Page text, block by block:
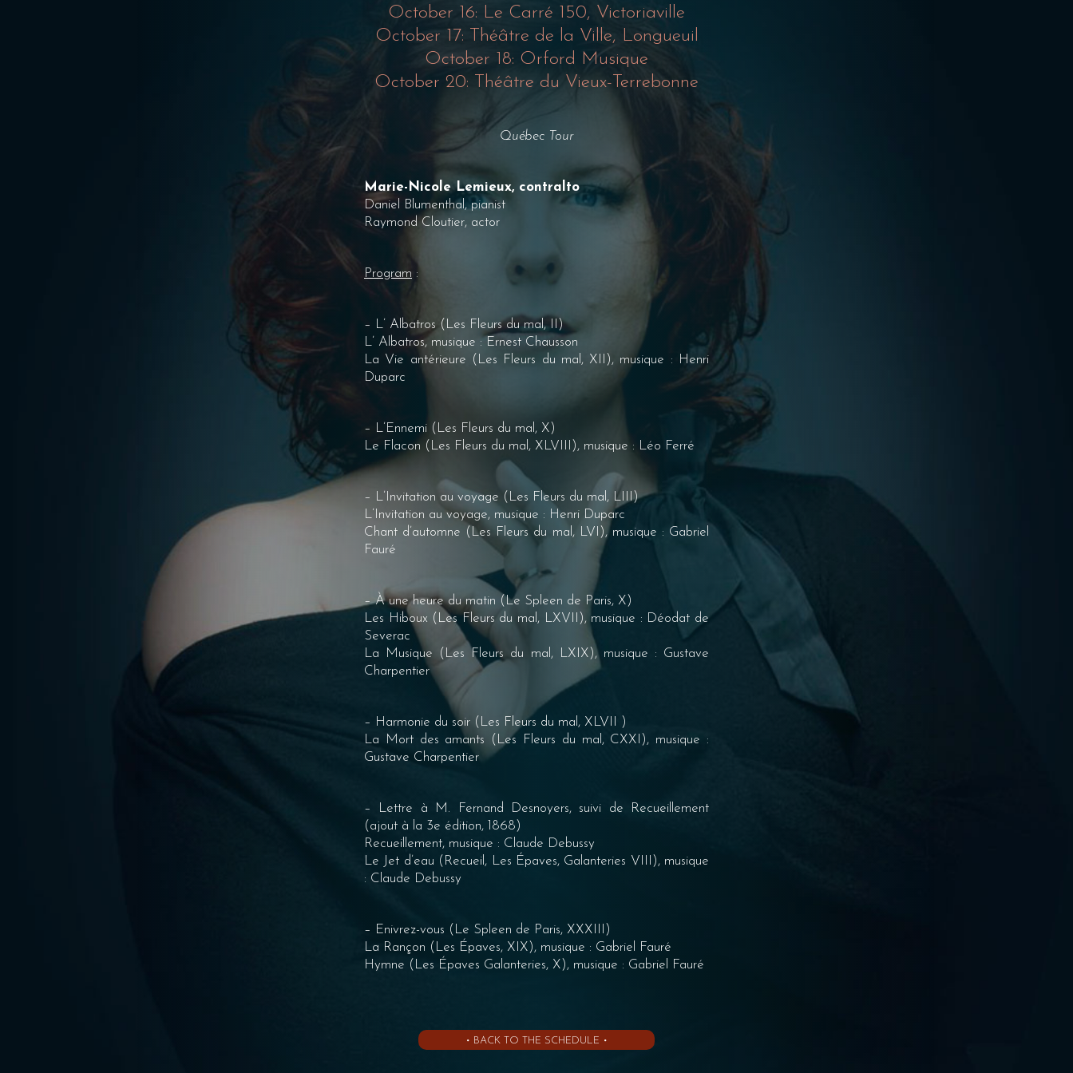
October 16: Le Carré 150, Victoriaville
October 17: Théâtre de la Ville, Longueuil
October 18: Orford Musique
October 20: Théâtre du Vieux-Terrebonne
Québec Tour
Marie-Nicole Lemieux, contralto
Daniel Blumenthal, pianist
Raymond Cloutier, actor
Program :
– L’ Albatros (Les Fleurs du mal, II)
L’ Albatros, musique : Ernest Chausson
La Vie antérieure (Les Fleurs du mal, XII), musique : Henri
Duparc
– L’Ennemi (Les Fleurs du mal, X)
Le Flacon (Les Fleurs du mal, XLVIII), musique : Léo Ferré
– L’Invitation au voyage (Les Fleurs du mal, LIII)
L’Invitation au voyage, musique : Henri Duparc
Chant d’automne (Les Fleurs du mal, LVI), musique : Gabriel
Fauré
– À une heure du matin (Le Spleen de Paris, X)
Les Hiboux (Les Fleurs du mal, LXVII), musique : Déodat de
Severac
La Musique (Les Fleurs du mal, LXIX), musique : Gustave
Charpentier
– Harmonie du soir (Les Fleurs du mal, XLVII )
La Mort des amants (Les Fleurs du mal, CXXI), musique :
Gustave Charpentier
– Lettre à M. Fernand Desnoyers, suivi de Recueillement
(ajout à la 3e édition, 1868)
Recueillement, musique : Claude Debussy
Le Jet d’eau (Recueil, Les Épaves, Galanteries VIII), musique
: Claude Debussy
– Enivrez-vous (Le Spleen de Paris, XXXIII)
La Rançon (Les Épaves, XIX), musique : Gabriel Fauré
Hymne (Les Épaves Galanteries, X), musique : Gabriel Fauré
• BACK TO THE SCHEDULE •